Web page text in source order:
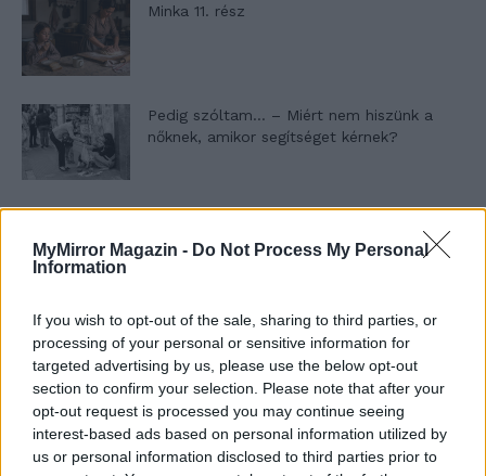
MyMirror Magazin - Do Not Process My Personal
Information
If you wish to opt-out of the sale, sharing to third parties, or
processing of your personal or sensitive information for
targeted advertising by us, please use the below opt-out
section to confirm your selection. Please note that after your
opt-out request is processed you may continue seeing
interest-based ads based on personal information utilized by
us or personal information disclosed to third parties prior to
Minka 11. rész
Pedig szóltam… – Miért nem hiszünk a
nőknek, amikor segítséget kérnek?
13. rész
A világ legismertebb ruhái
Nyár, nevetés, anekdoták